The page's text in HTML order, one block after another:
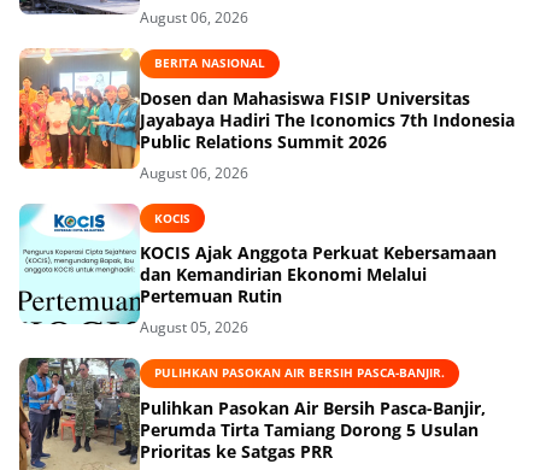
August 06, 2026
BERITA NASIONAL
Dosen dan Mahasiswa FISIP Universitas
Jayabaya Hadiri The Iconomics 7th Indonesia
Public Relations Summit 2026
August 06, 2026
KOCIS
KOCIS Ajak Anggota Perkuat Kebersamaan
dan Kemandirian Ekonomi Melalui
Pertemuan Rutin
August 05, 2026
PULIHKAN PASOKAN AIR BERSIH PASCA-BANJIR.
Pulihkan Pasokan Air Bersih Pasca-Banjir,
Perumda Tirta Tamiang Dorong 5 Usulan
Prioritas ke Satgas PRR